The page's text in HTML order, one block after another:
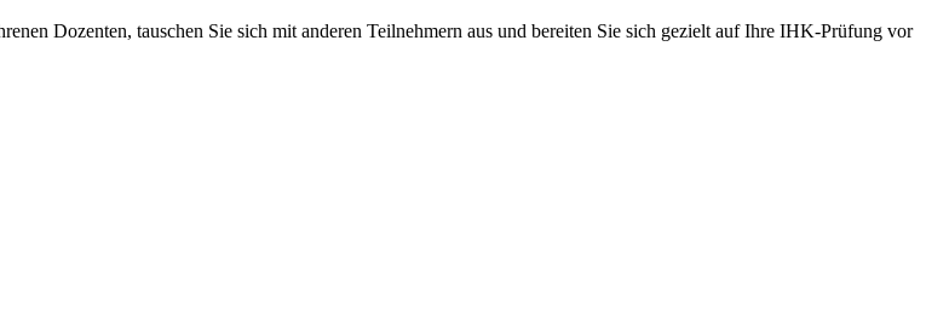
Dozenten, tauschen Sie sich mit anderen Teilnehmern aus und bereiten Sie sich gezielt auf Ihre IHK-Prüfung vor